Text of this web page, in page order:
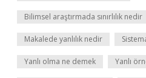
Bilimsel araştırmada sınırlılık nedir
Makalede yanlılık nedir
Yanlı olma ne demek Yanlı